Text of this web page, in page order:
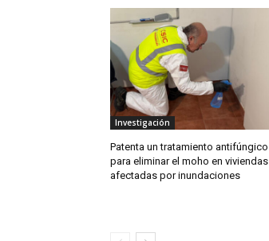
Investigación
Patenta un tratamiento antifúngico
para eliminar el moho en viviendas
afectadas por inundaciones